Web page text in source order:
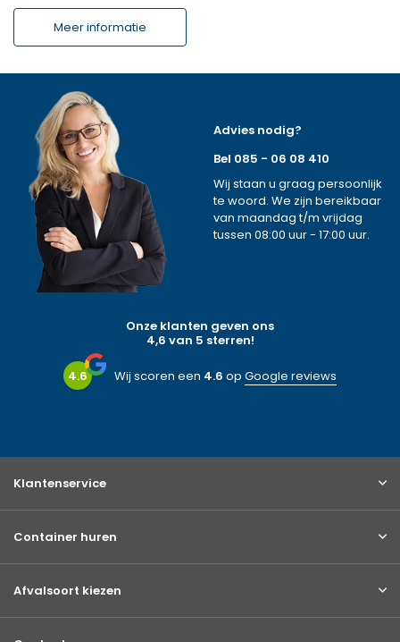
Meer informatie
Advies nodig?
Bel 085 - 06 08 410
Wij staan u graag persoonlijk
te woord. We zijn bereikbaar
van maandag t/m vrijdag
tussen 08:00 uur - 17:00 uur.
Onze klanten geven ons
4,6 van 5 sterren!
4.6 Wij scoren een 4.6 op Google reviews
Klantenservice
Container huren
Afvalsoort kiezen